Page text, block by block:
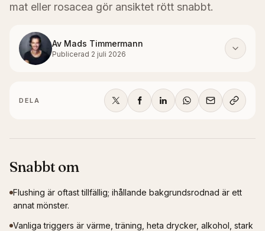
mat eller rosacea gör ansiktet rött snabbt.
Av Mads Timmermann
Publicerad 2 juli 2026
DELA
Snabbt om
Flushing är oftast tillfällig; ihållande bakgrundsrodnad är ett
annat mönster.
Vanliga triggers är värme, träning, heta drycker, alkohol, stark